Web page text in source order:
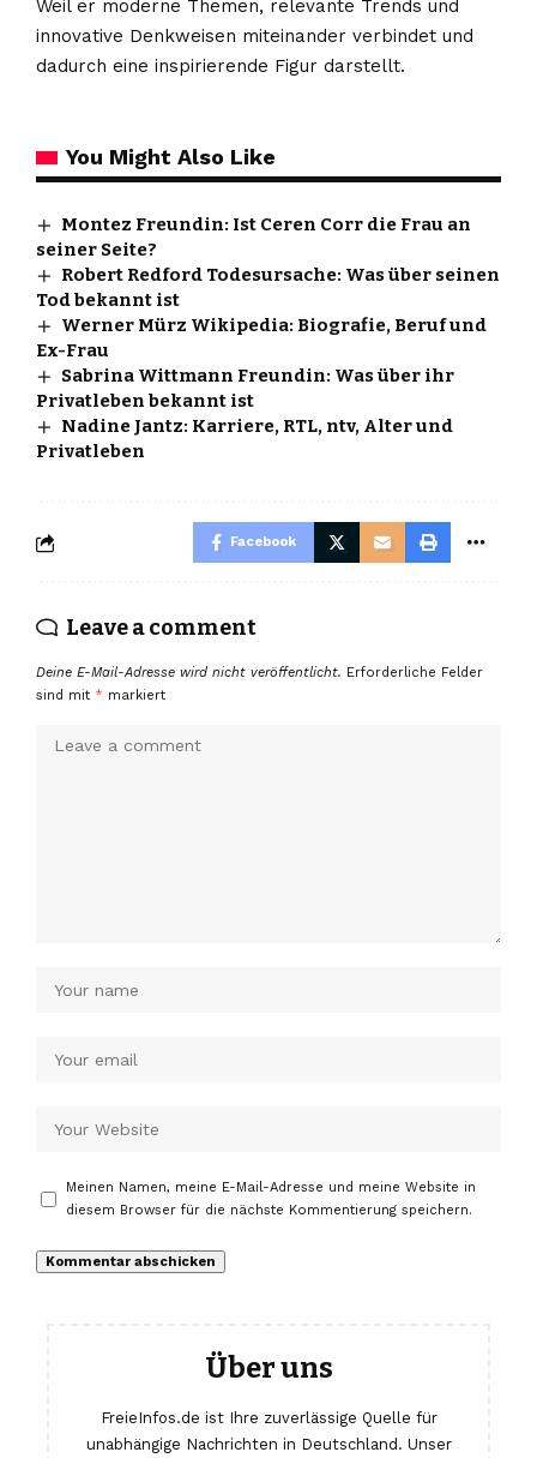
Weil er moderne Themen, relevante Trends und
innovative Denkweisen miteinander verbindet und
dadurch eine inspirierende Figur darstellt.
You Might Also Like
Montez Freundin: Ist Ceren Corr die Frau an
seiner Seite?
Robert Redford Todesursache: Was über seinen
Tod bekannt ist
Werner Mürz Wikipedia: Biografie, Beruf und
Ex-Frau
Sabrina Wittmann Freundin: Was über ihr
Privatleben bekannt ist
Nadine Jantz: Karriere, RTL, ntv, Alter und
Privatleben
Facebook
Leave a comment
Deine E-Mail-Adresse wird nicht veröffentlicht. Erforderliche Felder
sind mit * markiert
Meinen Namen, meine E-Mail-Adresse und meine Website in
diesem Browser für die nächste Kommentierung speichern.
Über uns
FreieInfos.de ist Ihre zuverlässige Quelle für
unabhängige Nachrichten in Deutschland. Unser